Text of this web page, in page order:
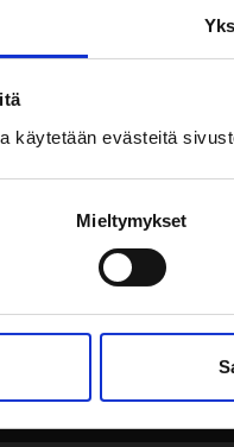
käytetään evästeitä
Mieltymykset
mä olen edes
Ihan sama? -
ja Apple
ja identiteetti: